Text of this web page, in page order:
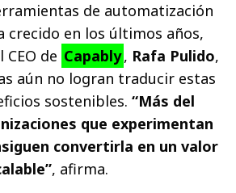
de automatización
crecido en los últimos años,
de Capably, Rafa Pulido,
aún no logran traducir estas
sostenibles.“Más del
que experimentan
convertirla en un valor
, afirma.